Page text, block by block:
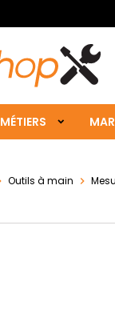
MÉTIERS
Outils à main